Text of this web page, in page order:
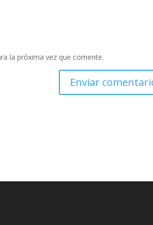
la próxima vez que comente.